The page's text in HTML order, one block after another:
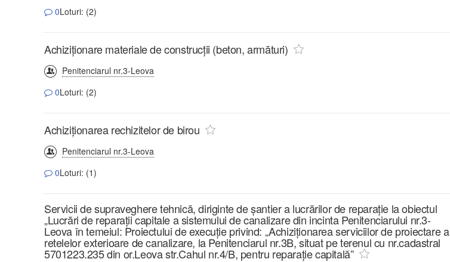
0Loturi: (2)
Achiziționare materiale de construcții (beton, armături)
Penitenciarul nr.3-Leova
0Loturi: (2)
Achiziționarea rechizitelor de birou
Penitenciarul nr.3-Leova
0Loturi: (1)
Servicii de supraveghere tehnică, diriginte de șantier a lucrărilor de reparație la obiectul
„Lucrări de reparații capitale a sistemului de canalizare din incinta Penitenciarului nr.3-
Leova în temeiul: Proiectului de execuție privind: „Achiziționarea serviciilor de proiectare a
retelelor exterioare de canalizare, la Penitenciarul nr.3B, situat pe terenul cu nr.cadastral
5701223.235 din or.Leova str.Cahul nr.4/B, pentru reparație capitală”